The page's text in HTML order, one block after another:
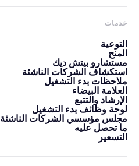
خدمات
التوعية
المنح
مستشارو بيتش ديك
استكشاف الشركات الناشئة
ملاحظات بدء التشغيل
العلامة البيضاء
الإرشاد والتتبع
لوحة وظائف بدء التشغيل
مجلس مؤسسي الشركات الناشئة
ما تحصل عليه
التسعير